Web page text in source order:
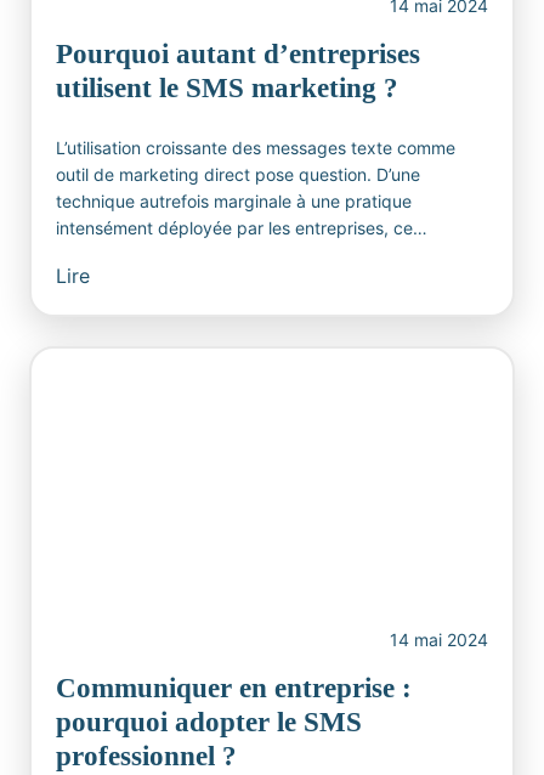
14 mai 2024
Pourquoi autant d’entreprises
utilisent le SMS marketing ?
L’utilisation croissante des messages texte comme
outil de marketing direct pose question. D’une
technique autrefois marginale à une pratique
intensément déployée par les entreprises, ce…
Lire
14 mai 2024
Communiquer en entreprise :
pourquoi adopter le SMS
professionnel ?